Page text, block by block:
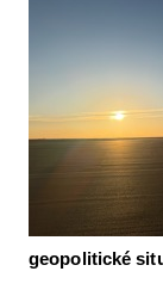
geopolitické